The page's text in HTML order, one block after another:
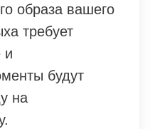
образа вашего
требует
и
будут
на